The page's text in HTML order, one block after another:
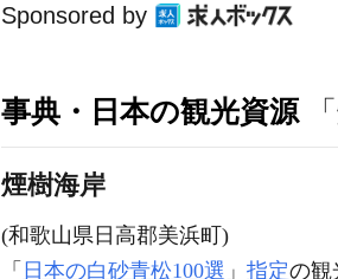
Sponsored by
事典・日本の観光資源「
煙樹海岸
(和歌山県日高郡美浜町)
「 日本の白砂青松100選 」 指定の観